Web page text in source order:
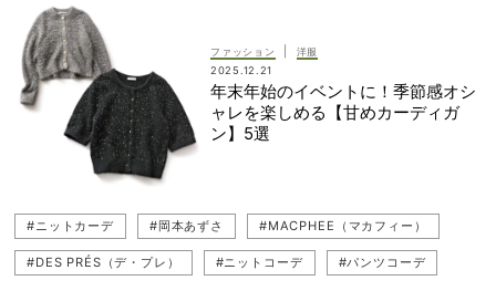
#Ballsey（ボールジィ）
ファッション
洋服
2025.12.21
年末年始のイベントに！季節感オシ
ャレを楽しめる【甘めカーディガ
ン】5選
#ニットカーデ #岡本あずさ #MACPHEE（マカフィー）
#DES PRÉS（デ・プレ） #ニットコーデ #パンツコーデ